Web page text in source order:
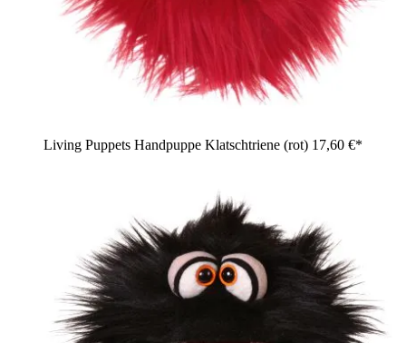
Living Puppets Handpuppe Klatschtriene (rot) 17,60 €*